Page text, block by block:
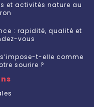
et activités nature au
: rapidité, qualité et
vous
t-elle comme
sourire ?